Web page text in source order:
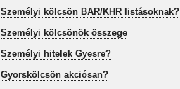
Személyi kölcsön BAR/KHR listásoknak?
Személyi kölcsönök összege
Személyi hitelek Gyesre?
Gyorskölcsön akciósan?